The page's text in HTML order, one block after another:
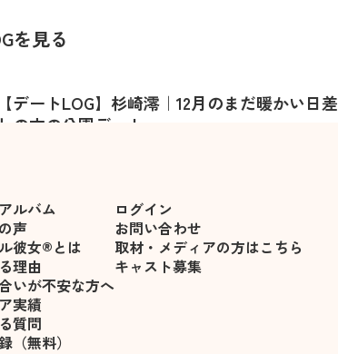
を見る
【デートLOG】杉崎澪｜12月のまだ暖かい日差
しの中の公園デート
ルバム
声
彼女®とは
理由
いが不安な方へ
実績
質問
（無料）
ログイン
お問い合わせ
取材・メディアの方はこちら
キャスト募集